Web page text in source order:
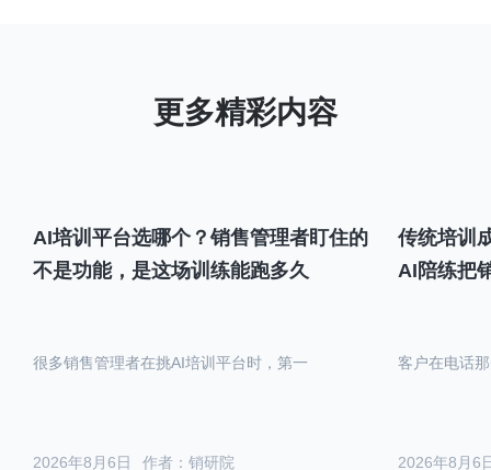
AI培训平台选哪个？销售管理者盯住的
不是功能，是这场训练能跑多久
作者：销研院
2026年8月6日
很多销售管理者在挑AI培训平台时，第一
传统培训
AI陪练把
2026年8月6
客户在电话